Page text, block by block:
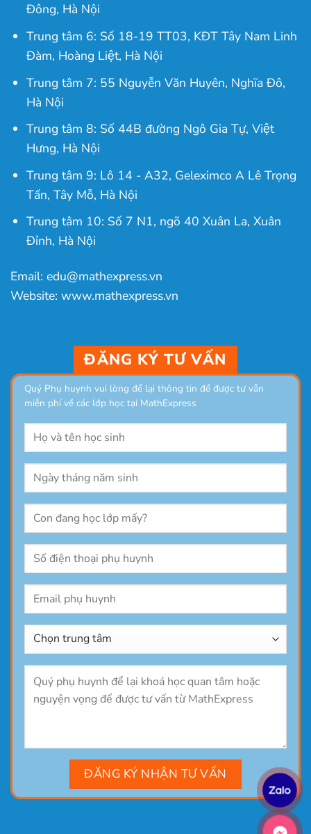
Đông, Hà Nội
Trung tâm 6: Số 18-19 TT03, KĐT Tây Nam Linh
Đàm, Hoàng Liệt, Hà Nội
Trung tâm 7: 55 Nguyễn Văn Huyên, Nghĩa Đô,
Hà Nội
Trung tâm 8: Số 44B đường Ngô Gia Tự, Việt
Hưng, Hà Nội
Trung tâm 9: Lô 14 - A32, Geleximco A Lê Trọng
Tấn, Tây Mỗ, Hà Nội
Trung tâm 10: Số 7 N1, ngõ 40 Xuân La, Xuân
Đỉnh, Hà Nội
Email: edu@mathexpress.vn
Website: www.mathexpress.vn
ĐĂNG KÝ TƯ VẤN
Quý Phụ huynh vui lòng để lại thông tin để được tư vẫn
miễn phí về các lớp học tại MathExpress